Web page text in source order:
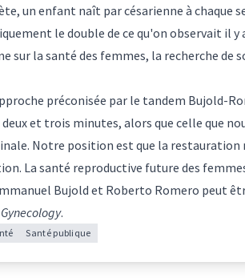
un enfant naît par césarienne à chaque
le double de ce qu'on observait il y
sur la santé des femmes, la recherche
préconisée par le tandem Bujold-
et trois minutes, alors que celle que
Notre position est que la
La santé reproductive future des
Bujold et Roberto Romero peut
.
Santé publique